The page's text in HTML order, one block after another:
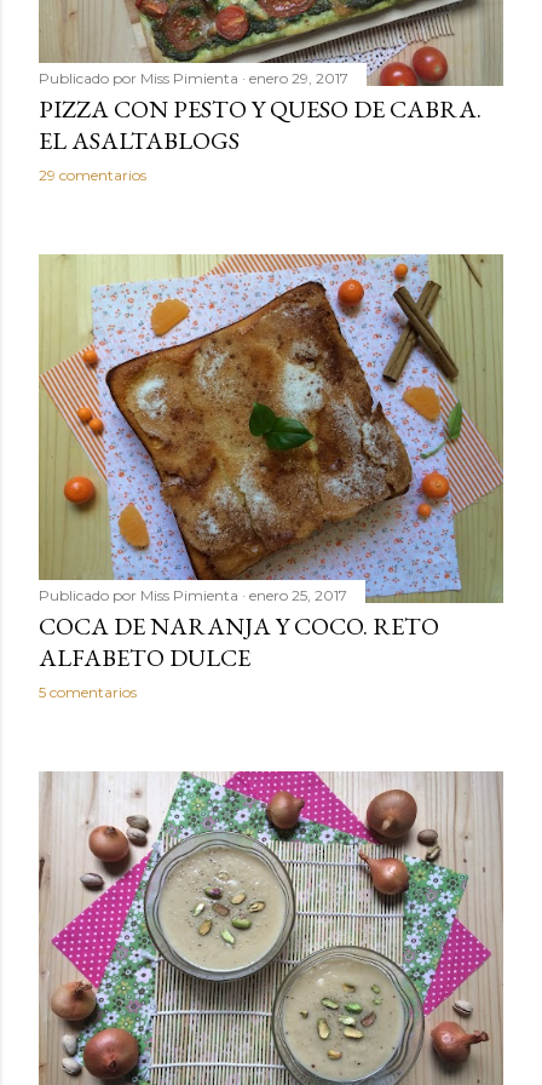
Publicado por Miss Pimienta enero 29, 2017
PIZZA CON PESTO Y QUESO DE CABRA.
EL ASALTABLOGS
29 comentarios
Publicado por Miss Pimienta enero 25, 2017
COCA DE NARANJA Y COCO. RETO
ALFABETO DULCE
5 comentarios